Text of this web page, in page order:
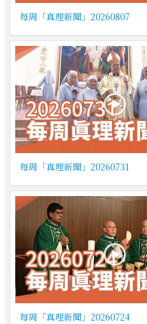
每周「真理新聞」20260807
每周「真理新聞」20260731
每周「真理新聞」20260724